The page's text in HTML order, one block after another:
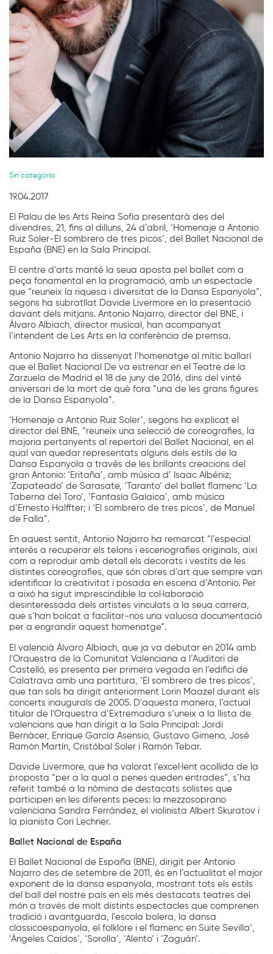
Sin categoría
19.04.2017
El Palau de les Arts Reina Sofía presentarà des del
divendres, 21, fins al dilluns, 24 d’abril, ‘Homenaje a Antonio
Ruiz Soler-El sombrero de tres picos’, del Ballet Nacional de
España (BNE) en la Sala Principal.
El centre d’arts manté la seua aposta pel ballet com a
peça fonamental en la programació, amb un espectacle
que “reuneix la riquesa i diversitat de la Dansa Espanyola”,
segons ha subratllat Davide Livermore en la presentació
davant dels mitjans. Antonio Najarro, director del BNE, i
Álvaro Albiach, director musical, han acompanyat
l’intendent de Les Arts en la conferència de premsa.
Antonio Najarro ha dissenyat l’homenatge al mític ballarí
que el Ballet Nacional De va estrenar en el Teatre de la
Zarzuela de Madrid el 18 de juny de 2016, dins del vinté
aniversari de la mort de què fora “una de les grans figures
de la Dansa Espanyola”.
‘Homenaje a Antonio Ruiz Soler’, segons ha explicat el
director del BNE, “reuneix una selecció de coreografies, la
majoria pertanyents al repertori del Ballet Nacional, en el
qual van quedar representats alguns dels estils de la
Dansa Espanyola a través de les brillants creacions del
gran Antonio: ‘Eritaña’, amb música d’ Isaac Albéniz;
‘Zapateado’ de Sarasate, ‘Taranto’ del ballet flamenc ‘La
Taberna del Toro’, ‘Fantasía Galaica’, amb música
d’Ernesto Halffter; i ‘El sombrero de tres picos’, de Manuel
de Falla”.
En aquest sentit, Antonio Najarro ha remarcat “l’especial
interés a recuperar els telons i escenografies originals, així
com a reproduir amb detall els decorats i vestits de les
distintes coreografies, que són obres d’art que sempre van
identificar la creativitat i posada en escena d’Antonio. Per
a això ha sigut imprescindible la col·laboració
desinteressada dels artistes vinculats a la seua carrera,
que s’han bolcat a facilitar-nos una valuosa documentació
per a engrandir aquest homenatge”.
El valencià Álvaro Albiach, que ja va debutar en 2014 amb
l’Orquestra de la Comunitat Valenciana a l’Auditori de
Castelló, es presenta per primera vegada en l’edifici de
Calatrava amb una partitura, ‘El sombrero de tres picos’,
que tan sols ha dirigit anteriorment Lorin Maazel durant els
concerts inaugurals de 2005. D’aquesta manera, l’actual
titular de l’Orquestra d’Extremadura s’uneix a la llista de
valencians que han dirigit a la Sala Principal: Jordi
Bernàcer, Enrique García Asensio, Gustavo Gimeno, José
Ramón Martín, Cristóbal Soler i Ramón Tebar.
Davide Livermore, que ha valorat l’excel·lent acollida de la
proposta “per a la qual a penes queden entrades”, s’ha
referit també a la nòmina de destacats solistes que
participen en les diferents peces: la mezzosoprano
valenciana Sandra Ferrández, el violinista Albert Skuratov i
la pianista Cori Lechner.
Ballet Nacional de España
El Ballet Nacional de España (BNE), dirigit per Antonio
Najarro des de setembre de 2011, és en l’actualitat el major
exponent de la dansa espanyola, mostrant tots els estils
del ball del nostre país en els més destacats teatres del
món a través de molt distints espectacles que comprenen
tradició i avantguarda, l’escola bolera, la dansa
classicoespanyola, el folklore i el flamenc en Suite Sevilla’,
‘Ángeles Caídos’, ‘Sorolla’, ‘Alento’ i ‘Zaguán’.